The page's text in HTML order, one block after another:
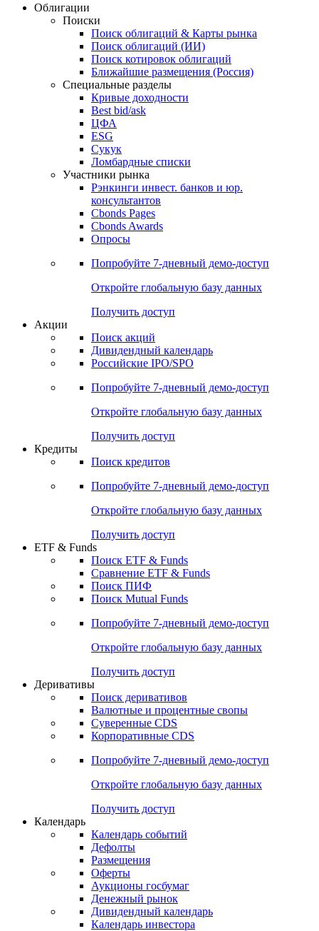
Облигации
Поиски
Поиск облигаций & Карты рынка
Поиск облигаций (ИИ)
Поиск котировок облигаций
Ближайшие размещения (Россия)
Специальные разделы
Кривые доходности
Best bid/ask
ЦФА
ESG
Сукук
Ломбардные списки
Участники рынка
Рэнкинги инвест. банков и юр.
консультантов
Cbonds Pages
Cbonds Awards
Опросы
Попробуйте 7-дневный демо-доступ
Откройте глобальную базу данных
Получить доступ
Акции
Поиск акций
Дивидендный календарь
Российские IPO/SPO
Попробуйте 7-дневный демо-доступ
Откройте глобальную базу данных
Получить доступ
Кредиты
Поиск кредитов
Попробуйте 7-дневный демо-доступ
Откройте глобальную базу данных
Получить доступ
ETF & Funds
Поиск ETF & Funds
Сравнение ETF & Funds
Поиск ПИФ
Поиск Mutual Funds
Попробуйте 7-дневный демо-доступ
Откройте глобальную базу данных
Получить доступ
Деривативы
Поиск деривативов
Валютные и процентные свопы
Суверенные CDS
Корпоративные CDS
Попробуйте 7-дневный демо-доступ
Откройте глобальную базу данных
Получить доступ
Календарь
Календарь событий
Дефолты
Размещения
Оферты
Аукционы госбумаг
Денежный рынок
Дивидендный календарь
Календарь инвестора